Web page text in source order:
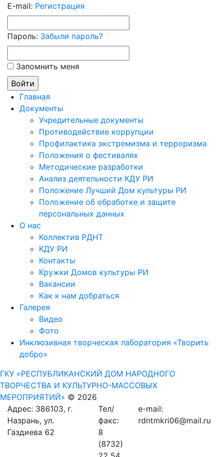
E-mail: Регистрация
Пароль: Забыли пароль?
Запомнить меня
Главная
Документы
Учредительные документы
Противодействие коррупции
Профилактика экстремизма и терроризма
Положения о фестивалях
Методические разработки
Анализ деятельности КДУ РИ
Положение Лучший Дом культуры РИ
Положение об обработке и защите
персональных данных
О нас
Коллектив РДНТ
КДУ РИ
Контакты
Кружки Домов культуры РИ
Вакансии
Как к нам добраться
Галерея
Видео
Фото
Инклюзивная творческая лаборатория «Творить
добро»
ГКУ «РЕСПУБЛИКАНСКИЙ ДОМ НАРОДНОГО
ТВОРЧЕСТВА И КУЛЬТУРНО-МАССОВЫХ
МЕРОПРИЯТИЙ» © 2026
Адрес: 386103, г.
Назрань, ул.
Газдиева 62
Тел/
факс:
8
(8732)
e-mail:
rdntmkri06@mail.ru